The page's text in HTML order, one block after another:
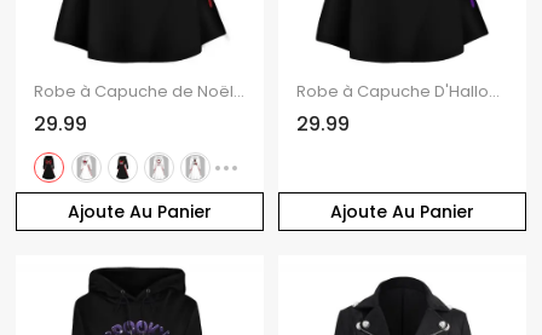
Ajoute Au Panier
Robe à Capuche de Noël Ligne A Nœud Papillon Imprimé à Lacets à Côté
29.99
Ajoute Au Panier
Robe à Capuche D'Halloween de Soirée Linge A Fantôme Imprimé à Lacets à Côté
29.99